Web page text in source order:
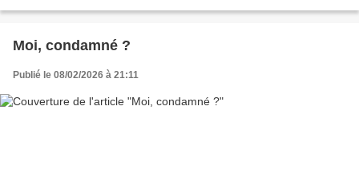
Moi, condamné ?
Publié le 08/02/2026 à 21:11